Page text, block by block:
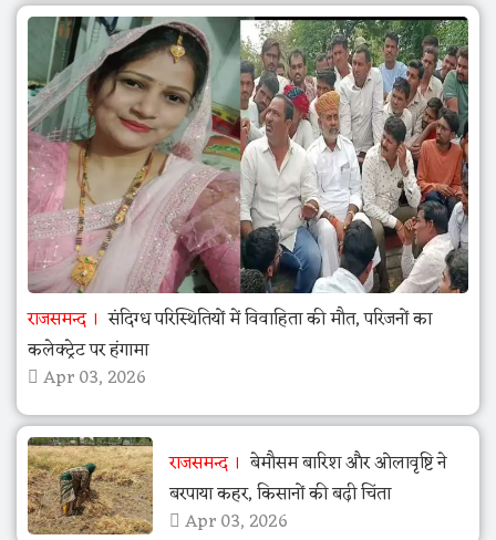
राजसमन्द
संदिग्ध परिस्थितियों में विवाहिता की मौत, परिजनों का
कलेक्ट्रेट पर हंगामा
Apr 03, 2026
राजसमन्द
बेमौसम बारिश और ओलावृष्टि ने
बरपाया कहर, किसानों की बढ़ी चिंता
Apr 03, 2026